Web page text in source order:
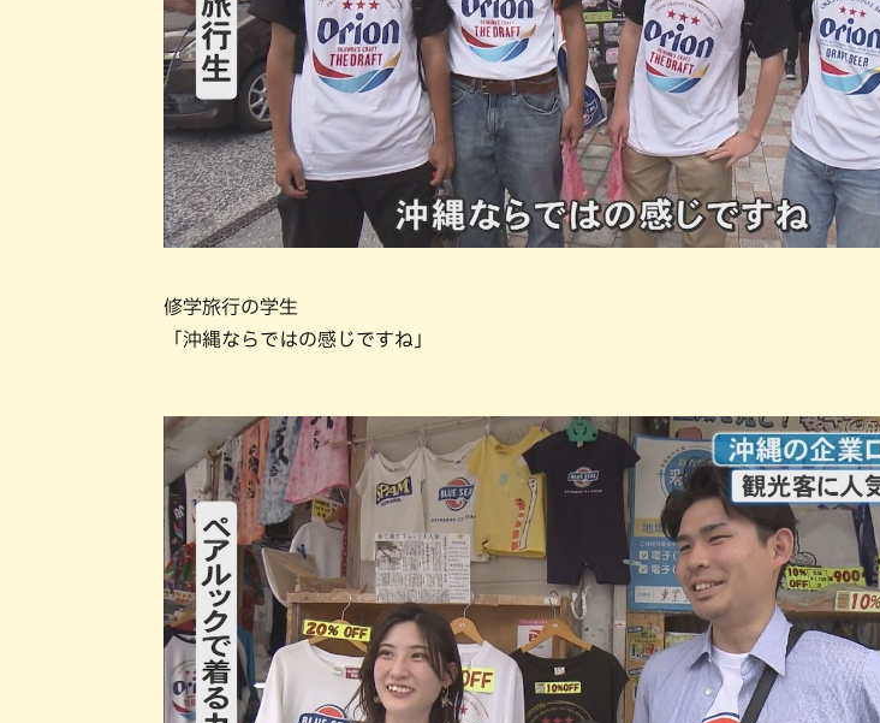
修学旅行の学生
「沖縄ならではの感じですね」